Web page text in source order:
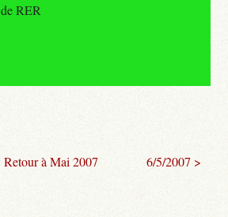
de RER
Retour à Mai 2007 6/5/2007 >